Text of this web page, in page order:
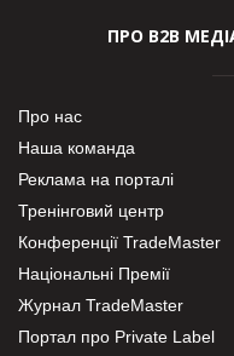
ПРО В2В
Про нас
Наша команда
Реклама на порталі
Тренінговий центр
Конференції TradeMaster
Національні Премії
Журнал TradeMaster
Портал про Private Label